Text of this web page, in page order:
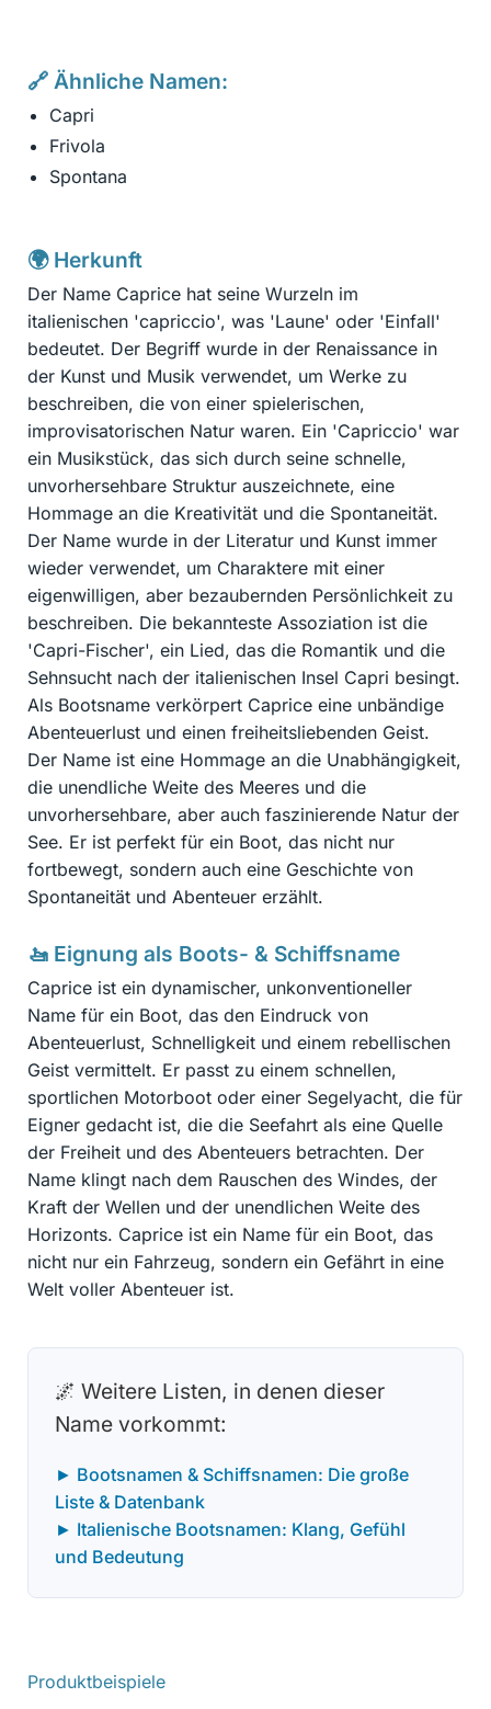
🔗 Ähnliche Namen:
Capri
Frivola
Spontana
🌍 Herkunft
Der Name Caprice hat seine Wurzeln im
italienischen 'capriccio', was 'Laune' oder 'Einfall'
bedeutet. Der Begriff wurde in der Renaissance in
der Kunst und Musik verwendet, um Werke zu
beschreiben, die von einer spielerischen,
improvisatorischen Natur waren. Ein 'Capriccio' war
ein Musikstück, das sich durch seine schnelle,
unvorhersehbare Struktur auszeichnete, eine
Hommage an die Kreativität und die Spontaneität.
Der Name wurde in der Literatur und Kunst immer
wieder verwendet, um Charaktere mit einer
eigenwilligen, aber bezaubernden Persönlichkeit zu
beschreiben. Die bekannteste Assoziation ist die
'Capri-Fischer', ein Lied, das die Romantik und die
Sehnsucht nach der italienischen Insel Capri besingt.
Als Bootsname verkörpert Caprice eine unbändige
Abenteuerlust und einen freiheitsliebenden Geist.
Der Name ist eine Hommage an die Unabhängigkeit,
die unendliche Weite des Meeres und die
unvorhersehbare, aber auch faszinierende Natur der
See. Er ist perfekt für ein Boot, das nicht nur
fortbewegt, sondern auch eine Geschichte von
Spontaneität und Abenteuer erzählt.
🚤 Eignung als Boots- & Schiffsname
Caprice ist ein dynamischer, unkonventioneller
Name für ein Boot, das den Eindruck von
Abenteuerlust, Schnelligkeit und einem rebellischen
Geist vermittelt. Er passt zu einem schnellen,
sportlichen Motorboot oder einer Segelyacht, die für
Eigner gedacht ist, die die Seefahrt als eine Quelle
der Freiheit und des Abenteuers betrachten. Der
Name klingt nach dem Rauschen des Windes, der
Kraft der Wellen und der unendlichen Weite des
Horizonts. Caprice ist ein Name für ein Boot, das
nicht nur ein Fahrzeug, sondern ein Gefährt in eine
Welt voller Abenteuer ist.
🌌 Weitere Listen, in denen dieser
Name vorkommt:
► Bootsnamen & Schiffsnamen: Die große
Liste & Datenbank
► Italienische Bootsnamen: Klang, Gefühl
und Bedeutung
Produktbeispiele